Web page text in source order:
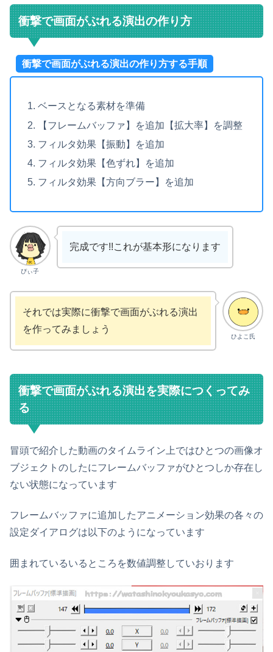
衝撃で画面がぶれる演出の作り方
衝撃で画面がぶれる演出の作り方する手順
ベースとなる素材を準備
【フレームバッファ】を追加【拡大率】を調整
フィルタ効果【振動】を追加
フィルタ効果【色ずれ】を追加
フィルタ効果【方向ブラー】を追加
ぴぃ子
完成です!!これが基本形になります
ひよこ氏
それでは実際に衝撃で画面がぶれる演出
を作ってみましょう
衝撃で画面がぶれる演出を実際につくってみ
る
冒頭で紹介した動画のタイムライン上ではひとつの画像オ
ブジェクトのしたにフレームバッファがひとつしか存在し
ない状態になっています
フレームバッファに追加したアニメーション効果の各々の
設定ダイアログは以下のようになっています
囲まれているいるところを数値調整していおります